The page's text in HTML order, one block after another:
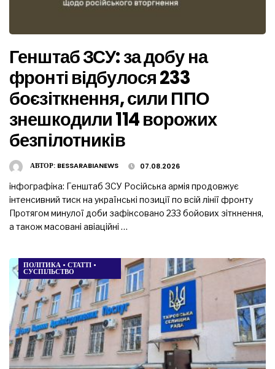
Генштаб ЗСУ: за добу на
фронті відбулося 233
боєзіткнення, сили ППО
знешкодили 114 ворожих
безпілотників
АВТОР: BESSARABIANEWS 07.08.2026
інфографіка: Генштаб ЗСУ Російська армія продовжує
інтенсивний тиск на українські позиції по всій лінії фронту
Протягом минулої доби зафіксовано 233 бойових зіткнення,
а також масовані авіаційні …
ПОЛІТИКА • СТАТТІ •
СУСПІЛЬСТВО